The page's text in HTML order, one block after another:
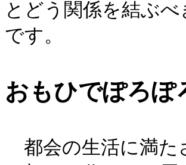
とどう関係を結ぶ
です。
おもひでぽろぽ
都会の生活に満た